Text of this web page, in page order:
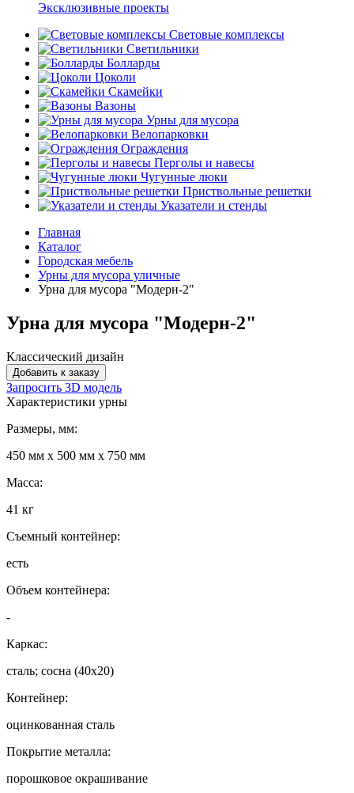
Эксклюзивные проекты
Световые комплексы
Светильники
Болларды
Цоколи
Скамейки
Вазоны
Урны для мусора
Велопарковки
Ограждения
Перголы и навесы
Чугунные люки
Приствольные решетки
Указатели и стенды
Главная
Каталог
Городская мебель
Урны для мусора уличные
Урна для мусора "Модерн-2"
Урна для мусора "Модерн-2"
Классический дизайн
Добавить к заказу
Запросить 3D модель
Характеристики урны
Размеры, мм:
450 мм х 500 мм х 750 мм
Масса:
41 кг
Съемный контейнер:
есть
Объем контейнера:
-
Каркас:
сталь; сосна (40х20)
Контейнер:
оцинкованная сталь
Покрытие металла:
порошковое окрашивание